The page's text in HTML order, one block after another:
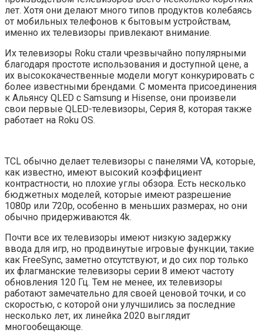
лет. Хотя они делают много типов продуктов колебаясь
от мобильных телефонов к бытовым устройствам,
именно их телевизоры привлекают внимание.
Их телевизоры Roku стали чрезвычайно популярными
благодаря простоте использования и доступной цене, а
их высококачественные модели могут конкурировать с
более известными брендами. С момента присоединения
к Альянсу QLED с Samsung и Hisense, они произвели
свои первые QLED-телевизоры, Серия 8, которая также
работает на Roku OS.
TCL обычно делает телевизоры с панелями VA, которые,
как известно, имеют высокий коэффициент
контрастности, но плохие углы обзора. Есть несколько
бюджетных моделей, которые имеют разрешение
1080p или 720p, особенно в меньших размерах, но они
обычно придерживаются 4k.
Почти все их телевизоры имеют низкую задержку
ввода для игр, но продвинутые игровые функции, такие
как FreeSync, заметно отсутствуют, и до сих пор только
их флагманские телевизоры серии 8 имеют частоту
обновления 120 Гц. Тем не менее, их телевизоры
работают замечательно для своей ценовой точки, и со
скоростью, с которой они улучшились за последние
несколько лет, их линейка 2020 выглядит
многообещающе.